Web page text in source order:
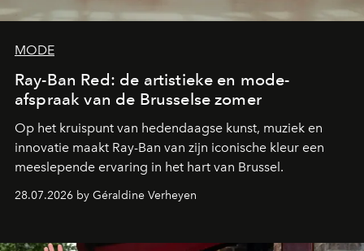
MODE
Ray-Ban Red: de artistieke en mode-
afspraak van de Brusselse zomer
Op het kruispunt van hedendaagse kunst, muziek en
innovatie maakt Ray-Ban van zijn iconische kleur een
meeslepende ervaring in het hart van Brussel.
28.07.2026 by Géraldine Verheyen